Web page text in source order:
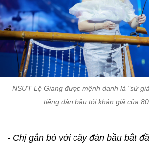
NSƯT Lệ Giang được mệnh danh là "sứ
tiếng đàn bầu tới khán giả của
- Chị gắn bó với cây đàn bầu bắt